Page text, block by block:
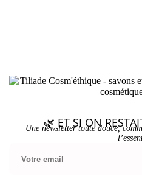
🌿 ET SI ON
Une newsletter toute douce,